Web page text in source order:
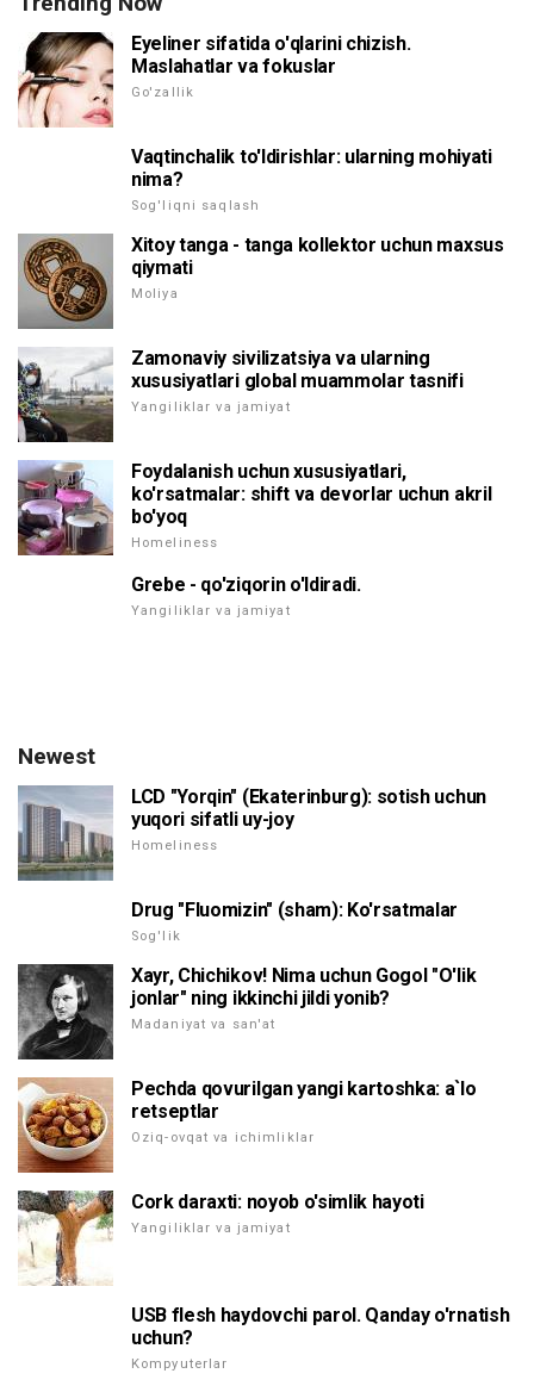
Eyeliner sifatida o'qlarini chizish.
Maslahatlar va fokuslar
Go'zallik
Vaqtinchalik to'ldirishlar: ularning mohiyati
nima?
Sog'liqni saqlash
Xitoy tanga - tanga kollektor uchun maxsus
qiymati
Moliya
Zamonaviy sivilizatsiya va ularning
xususiyatlari global muammolar tasnifi
Yangiliklar va jamiyat
Foydalanish uchun xususiyatlari,
ko'rsatmalar: shift va devorlar uchun akril
bo'yoq
Homeliness
Grebe - qo'ziqorin o'ldiradi.
Yangiliklar va jamiyat
Newest
LCD "Yorqin" (Ekaterinburg): sotish uchun
yuqori sifatli uy-joy
Homeliness
Drug "Fluomizin" (sham): Ko'rsatmalar
Sog'lik
Xayr, Chichikov! Nima uchun Gogol "O'lik
jonlar" ning ikkinchi jildi yonib?
Madaniyat va san'at
Pechda qovurilgan yangi kartoshka: a`lo
retseptlar
Oziq-ovqat va ichimliklar
Cork daraxti: noyob o'simlik hayoti
Yangiliklar va jamiyat
USB flesh haydovchi parol. Qanday o'rnatish
uchun?
Kompyuterlar